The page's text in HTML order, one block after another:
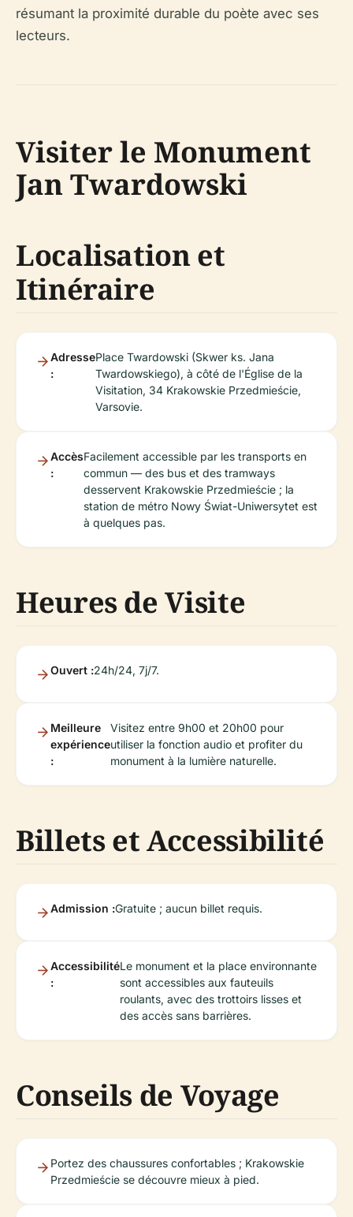
résumant la proximité durable du poète avec ses
lecteurs.
Visiter le Monument
Jan Twardowski
Localisation et
Itinéraire
Adresse
:
Place Twardowski (Skwer ks. Jana
Twardowskiego), à côté de l'Église de la
Visitation, 34 Krakowskie Przedmieście,
Varsovie.
Accès
:
Facilement accessible par les transports en
commun — des bus et des tramways
desservent Krakowskie Przedmieście ; la
station de métro Nowy Świat-Uniwersytet est
à quelques pas.
Heures de Visite
Ouvert :24h/24, 7j/7.
Meilleure
expérience
:
Visitez entre 9h00 et 20h00 pour
utiliser la fonction audio et profiter du
monument à la lumière naturelle.
Billets et Accessibilité
Admission :Gratuite ; aucun billet requis.
Accessibilité
:
Le monument et la place environnante
sont accessibles aux fauteuils
roulants, avec des trottoirs lisses et
des accès sans barrières.
Conseils de Voyage
Portez des chaussures confortables ; Krakowskie
Przedmieście se découvre mieux à pied.